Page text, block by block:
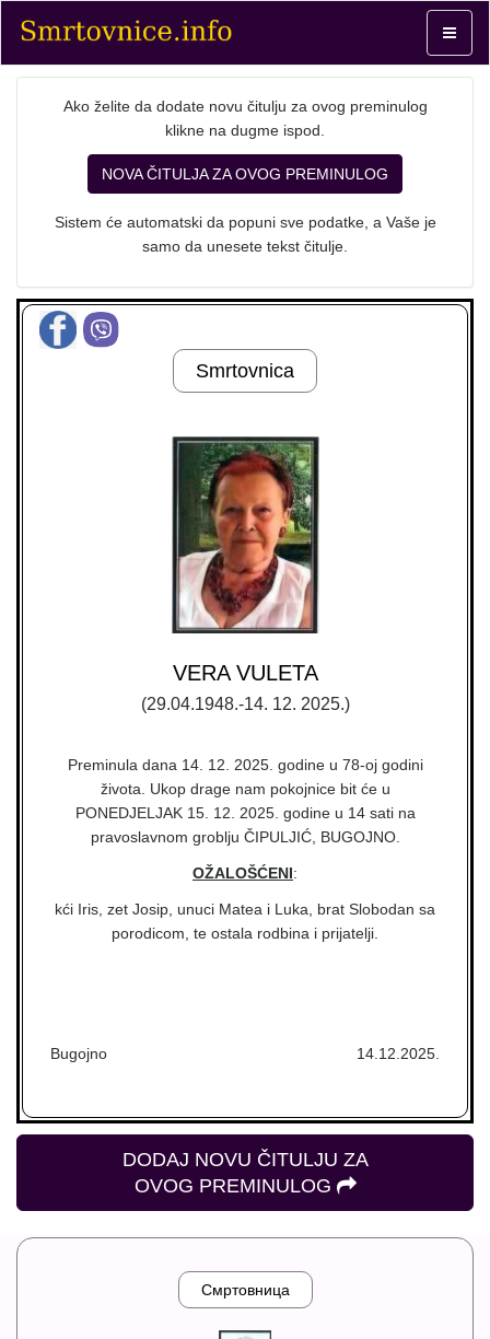
Toggle
Ako želite da dodate novu čitulju za ovog preminulog
klikne na dugme ispod.
NOVA ČITULJA ZA OVOG PREMINULOG
Sistem će automatski da popuni sve podatke, a Vaše je
samo da unesete tekst čitulje.
Smrtovnica
VERA VULETA
(29.04.1948.-14. 12. 2025.)
Preminula dana 14. 12. 2025. godine u 78-oj godini
života. Ukop drage nam pokojnice bit će u
PONEDJELJAK 15. 12. 2025. godine u 14 sati na
pravoslavnom groblju ČIPULJIĆ, BUGOJNO.
OŽALOŠĆENI:
kći Iris, zet Josip, unuci Matea i Luka, brat Slobodan sa
porodicom, te ostala rodbina i prijatelji.
Bugojno 14.12.2025.
DODAJ NOVU ČITULJU ZA
OVOG PREMINULOG
Смртовница